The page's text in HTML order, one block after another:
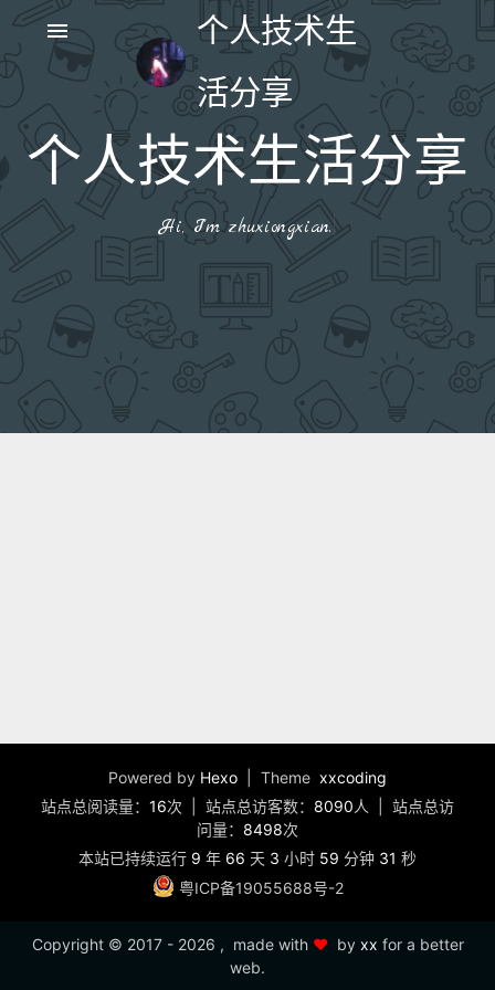
个人技术生
活分享
menu
个人技术生活分享
Hi, I'm zhuxiongxian.|
Powered by Hexo | Theme xxcoding
站点总阅读量： 16次 站点总访客数： 8090人
站点总访
问量： 8498次
本站已持续运行 9 年 66 天 3 小时 59 分钟 31 秒
粤ICP备19055688号-2
Copyright © 2017 - 2026 , made with ❤️by xx for a better
web.